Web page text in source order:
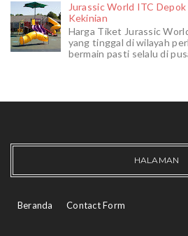
Jurassic World ITC
Kekinian
Harga Tiket Jurassic
yang tinggal di wilayah
bermain pasti selalu di
HALAMAN
Beranda Contact Form